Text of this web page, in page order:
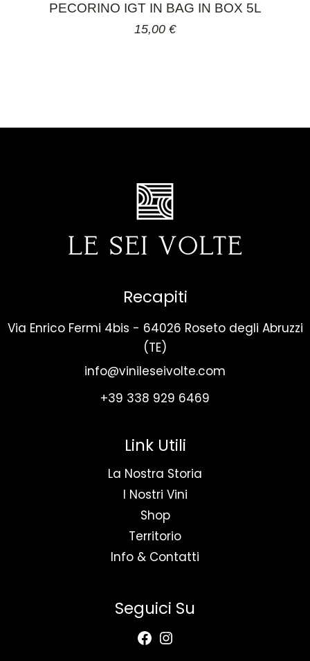
PECORINO IGT IN BAG IN BOX 5L
15,00 €
Recapiti
Via Enrico Fermi 4bis - 64026 Roseto degli Abruzzi
(TE)
info@vinileseivolte.com
+39 338 929 6469
Link Utili
La Nostra Storia
I Nostri Vini
Shop
Territorio
Info & Contatti
Seguici Su
Facebook
Instagram